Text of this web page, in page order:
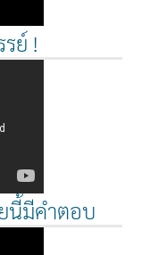
ย์ !
นี้มีคำตอบ